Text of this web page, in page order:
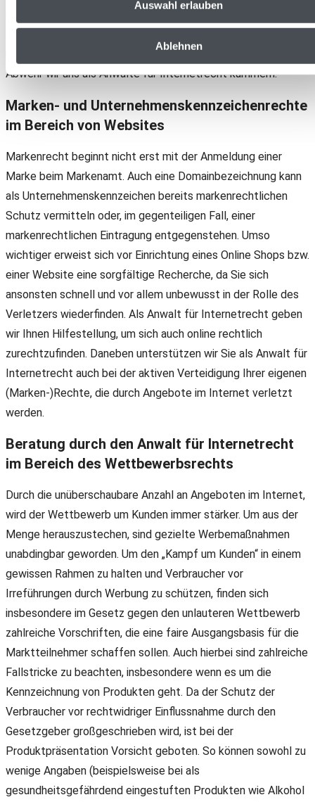
Auswahl erlauben
Ablehnen
rufschädigenden Angriffen von außen ausgesetzt, um deren
Abwehr wir uns als Anwälte für Internetrecht kümmern.
Marken- und Unternehmenskennzeichenrechte
im Bereich von Websites
Markenrecht beginnt nicht erst mit der Anmeldung einer
Marke beim Markenamt. Auch eine Domainbezeichnung kann
als Unternehmenskennzeichen bereits markenrechtlichen
Schutz vermitteln oder, im gegenteiligen Fall, einer
markenrechtlichen Eintragung entgegenstehen. Umso
wichtiger erweist sich vor Einrichtung eines Online Shops bzw.
einer Website eine sorgfältige Recherche, da Sie sich
ansonsten schnell und vor allem unbewusst in der Rolle des
Verletzers wiederfinden. Als Anwalt für Internetrecht geben
wir Ihnen Hilfestellung, um sich auch online rechtlich
zurechtzufinden. Daneben unterstützen wir Sie als Anwalt für
Internetrecht auch bei der aktiven Verteidigung Ihrer eigenen
(Marken-)Rechte, die durch Angebote im Internet verletzt
werden.
Beratung durch den Anwalt für Internetrecht
im Bereich des Wettbewerbsrechts
Durch die unüberschaubare Anzahl an Angeboten im Internet,
wird der Wettbewerb um Kunden immer stärker. Um aus der
Menge herauszustechen, sind gezielte Werbemaßnahmen
unabdingbar geworden. Um den „Kampf um Kunden“ in einem
gewissen Rahmen zu halten und Verbraucher vor
Irreführungen durch Werbung zu schützen, finden sich
insbesondere im Gesetz gegen den unlauteren Wettbewerb
zahlreiche Vorschriften, die eine faire Ausgangsbasis für die
Marktteilnehmer schaffen sollen. Auch hierbei sind zahlreiche
Fallstricke zu beachten, insbesondere wenn es um die
Kennzeichnung von Produkten geht. Da der Schutz der
Verbraucher vor rechtwidriger Einflussnahme durch den
Gesetzgeber großgeschrieben wird, ist bei der
Produktpräsentation Vorsicht geboten. So können sowohl zu
wenige Angaben (beispielsweise bei als
gesundheitsgefährdend eingestuften Produkten wie Alkohol